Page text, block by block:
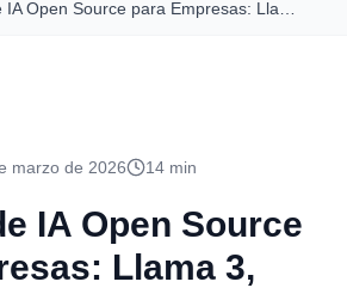
marzo de 2026 14 min
IA Open Source
Llama 3,